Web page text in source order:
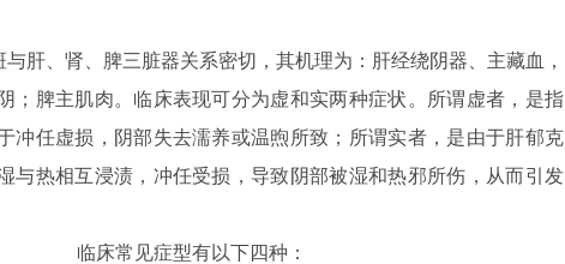
、肾、脾三脏器关系密切，其机理为：肝经绕阴器、主藏血，
；脾主肌肉。临床表现可分为虚和实两种症状。所谓虚者，是指
冲任虚损，阴部失去濡养或温煦所致；所谓实者，是由于肝郁克
与热相互浸渍，冲任受损，导致阴部被湿和热邪所伤，从而引发
临床常见症型有以下四种：